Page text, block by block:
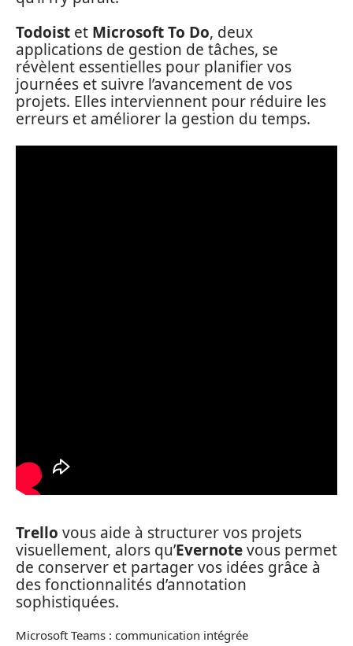
Todoist et Microsoft To Do, deux
applications de gestion de tâches, se
révèlent essentielles pour planifier vos
journées et suivre l’avancement de vos
projets. Elles interviennent pour réduire les
erreurs et améliorer la gestion du temps.
Trello vous aide à structurer vos projets
visuellement, alors qu’Evernotevous permet
de conserver et partager vos idées grâce à
des fonctionnalités d’annotation
sophistiquées.
Microsoft Teams : communication intégrée